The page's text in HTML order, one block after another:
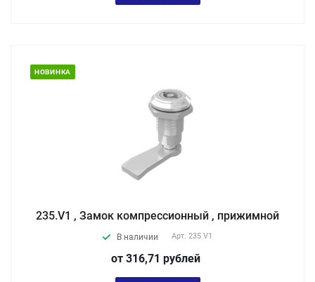
НОВИНКА
235.V1 , Замок компрессионный , прижимной
В наличии Арт. 235 V1
от 316,71 рублей